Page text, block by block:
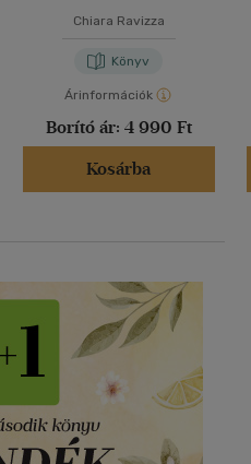
Chiara Ravizza
Könyv
Árinformációk
Borító ár: 4 990 Ft
Kosárba